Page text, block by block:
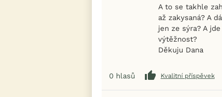
A to se takhle
až zakysaná? A
jen ze sýra? A
výtěžnost?
Děkuju Dana
0 hlasů Kvalitní příspěvek